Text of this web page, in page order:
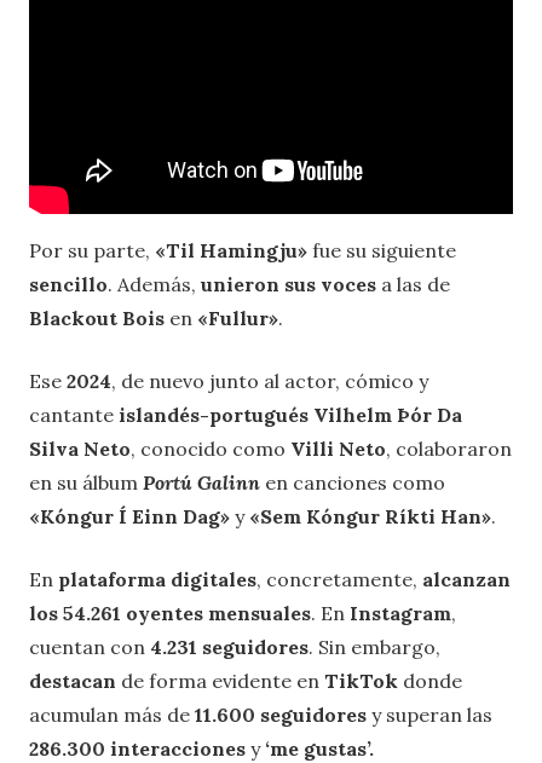
Por su parte, «Til Hamingju» fue su siguiente
sencillo. Además, unieron sus voces a las de
Blackout Bois en «Fullur».
Ese 2024, de nuevo junto al actor, cómico y
cantante islandés-portugués Vilhelm Þór Da
Silva Neto, conocido como Villi Neto, colaboraron
en su álbum Portú Galinn en canciones como
«Kóngur Í Einn Dag» y «Sem Kóngur Ríkti Han».
En plataforma digitales, concretamente, alcanzan
los 54.261 oyentes mensuales. En Instagram,
cuentan con 4.231 seguidores. Sin embargo,
destacan de forma evidente en TikTok donde
acumulan más de 11.600 seguidores y superan las
286.300 interacciones y‘me gustas’.